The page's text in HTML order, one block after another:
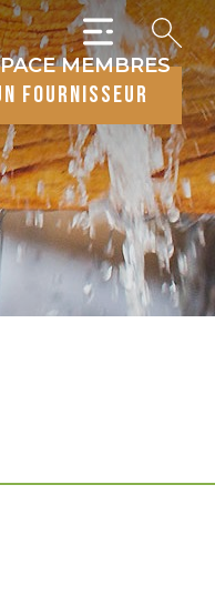
MEMBRES
fournisseur